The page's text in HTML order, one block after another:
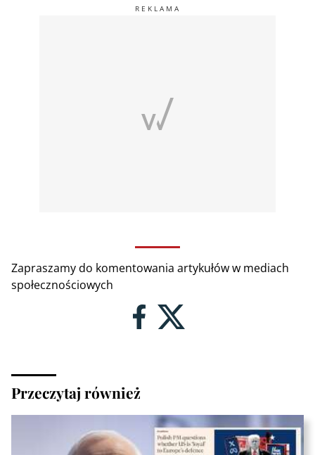
Zapraszamy do komentowania artykułów w mediach
społecznościowych
Przeczytaj również